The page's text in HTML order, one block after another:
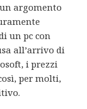
argomento
un pc con
all’arrivo di
i prezzi
per molti,